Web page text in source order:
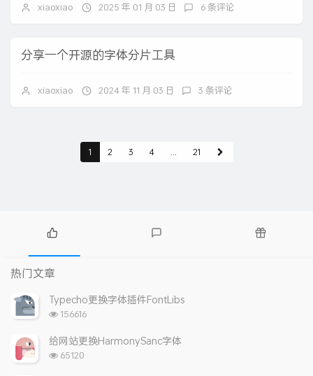
xiaoxiao 2025 年 01 月 03 日 6 条评论
分享一个开源的字体分片工具
xiaoxiao 2024 年 11 月 03 日 3 条评论
1 2 3 4 ... 21
热
门
文
章
论
热门文章
Typecho更换字体插件FontLibs
浏
次
数:
156616
给网站更换HarmonySanc字体
浏
65120